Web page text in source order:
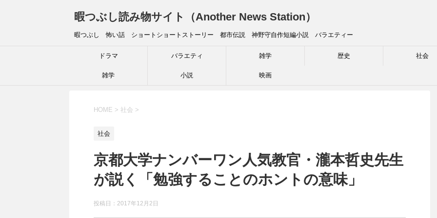
暇つぶし読み物サイト（Another News Station）
暇つぶし 怖い話 ショートショートストーリー 都市伝説 神野守自作短編小説 バラエティー
ドラマ バラエティ 雑学 歴史 社会
雑学 小説 映画
HOME > 社会 >
社会
京都大学ナンバーワン人気教官・瀧本哲史先生
が説く「勉強することのホントの意味」
投稿日： 2017年12月2日